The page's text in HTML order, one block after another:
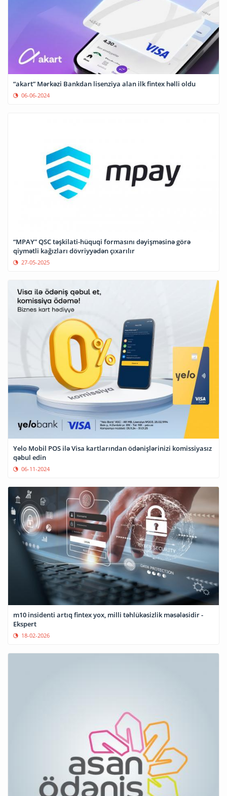
“akart” Mərkəzi Bankdan lisenziya alan ilk fintex həlli oldu
06-06-2024
“MPAY” QSC təşkilati-hüquqi formasını dəyişməsinə görə
qiymətli kağızları dövriyyədən çıxarılır
27-05-2025
Yelo Mobil POS ilə Visa kartlarından ödənişlərinizi komissiyasız
qəbul edin
06-11-2024
m10 insidenti artıq fintex yox, milli təhlükəsizlik məsələsidir -
Ekspert
18-02-2026